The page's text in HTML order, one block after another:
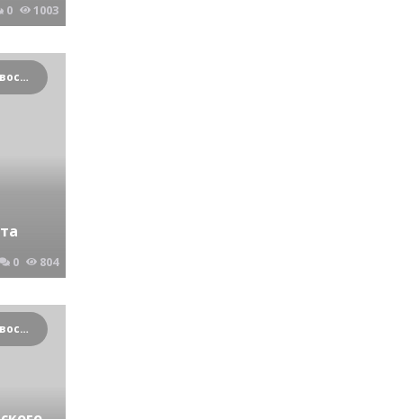
0 1003
Криминальные новости Новосибирска и Сибирского региона
0 804
Криминальные новости Новосибирска и Сибирского региона